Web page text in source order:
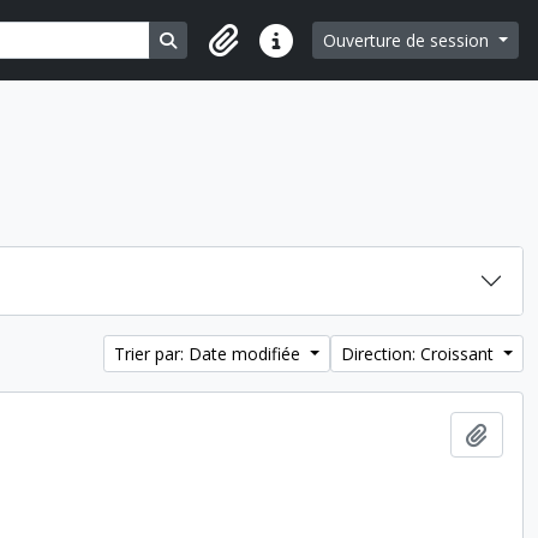
Search in browse page
Liens rapidesOuverture de session
Trier par: Date modifiée Direction: Croissant